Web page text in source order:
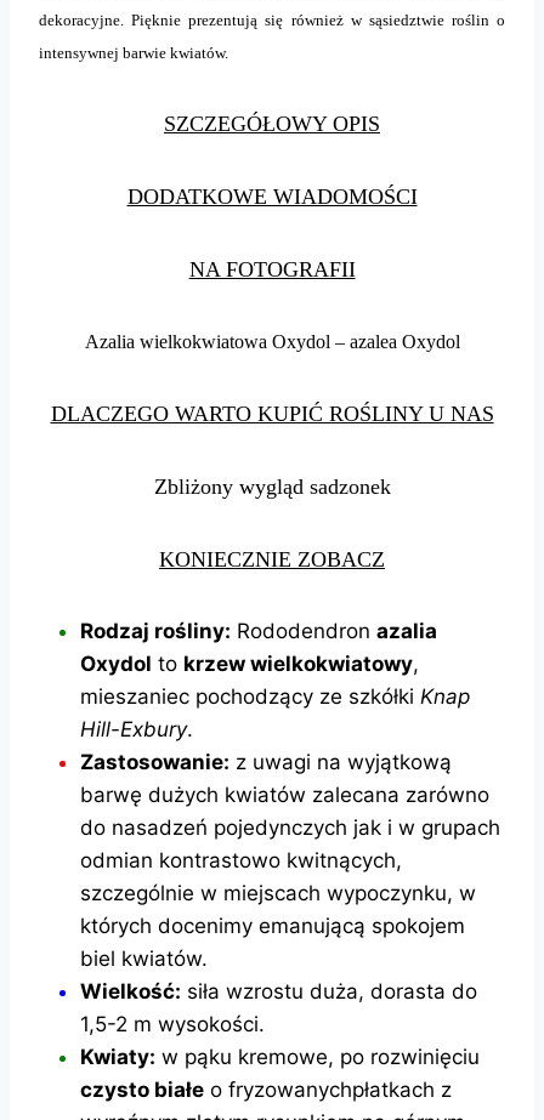
dekoracyjne. Pięknie prezentują się również w sąsiedztwie roślin o
intensywnej barwie kwiatów.
SZCZEGÓŁOWY OPIS
DODATKOWE WIADOMOŚCI
NA FOTOGRAFII
Azalia wielkokwiatowa Oxydol – azalea Oxydol
DLACZEGO WARTO KUPIĆ ROŚLINY U NAS
Zbliżony wygląd sadzonek
KONIECZNIE ZOBACZ
Rodzaj rośliny: Rododendron azalia
Oxydol to krzew wielkokwiatowy,
mieszaniec pochodzący ze szkółki Knap
Hill-Exbury.
Zastosowanie: z uwagi na wyjątkową
barwę dużych kwiatów zalecana zarówno
do nasadzeń pojedynczych jak i w grupach
odmian kontrastowo kwitnących,
szczególnie w miejscach wypoczynku, w
których docenimy emanującą spokojem
biel kwiatów.
Wielkość: siła wzrostu duża, dorasta do
1,5-2 m wysokości.
Kwiaty: w pąku kremowe, po rozwinięciu
czysto białe o fryzowanychpłatkach z